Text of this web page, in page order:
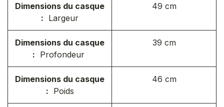
Dimensions du casque
: Largeur
49 cm
Dimensions du casque
: Profondeur
39 cm
Dimensions du casque
: Poids
46 cm